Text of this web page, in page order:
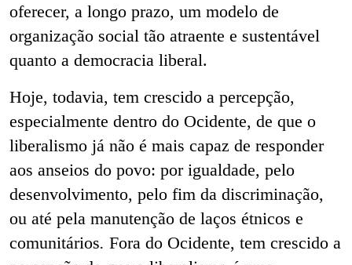
oferecer, a longo prazo, um modelo de
organização social tão atraente e sustentável
quanto a democracia liberal.
Hoje, todavia, tem crescido a percepção,
especialmente dentro do Ocidente, de que o
liberalismo já não é mais capaz de responder
aos anseios do povo: por igualdade, pelo
desenvolvimento, pelo fim da discriminação,
ou até pela manutenção de laços étnicos e
comunitários. Fora do Ocidente, tem crescido a